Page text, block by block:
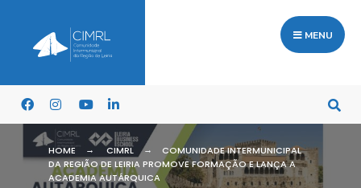
MENU
HOME CIMRL
COMUNIDADE INTERMUNICIPAL
DA REGIÃO DE LEIRIA PROMOVE FORMAÇÃO E LANÇA A
ACADEMIA AUTÁRQUICA